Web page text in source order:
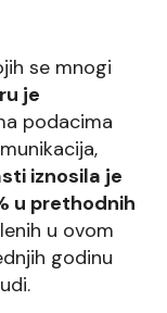
se mnogi
je
podacima
iznosila je
u prethodnih
u ovom
godinu